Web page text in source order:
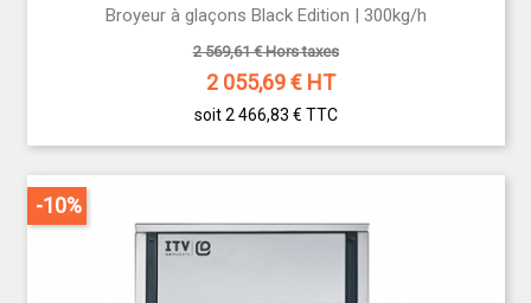
Broyeur à glaçons Black Edition | 300kg/h
2 569,61 € Hors taxes
2 055,69€ HT
soit 2 466,83 € TTC
-10%